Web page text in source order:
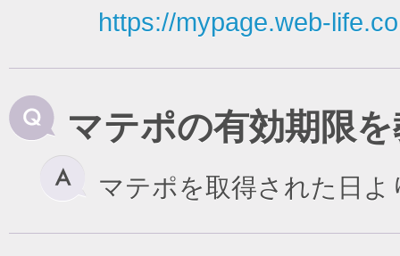
https://mypage.web-
マテポの有効期限
マテポを取得された日